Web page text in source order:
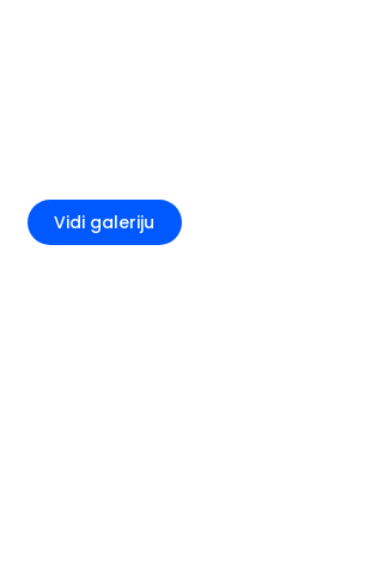
Vidi galeriju